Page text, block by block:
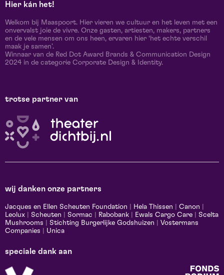
Hier kán het!
Welkom bij Maaspoort. Hier vieren we cultuur en het leven met een
onvervalst joie de vivre. Onze gasten, artiesten, makers, partners
en de vele mensen om ons heen, ervaren hier ‘het echte verschil
maak je samen’.
Winnaar van de Red Dot Award Brands & Communication Design
2024 in de categorie Corporate Design & Identity.
trotse partner van
wij danken onze partners
Jacques en Ellen Scheuten Foundation Hela Thissen Canon
Leolux
Scheuten Sormac Rabobank Ewals Cargo Care
Scelta
Mushrooms
Stichting Burgerlijke Godshuizen
Vostermans
Companies
Unica
speciale dank aan